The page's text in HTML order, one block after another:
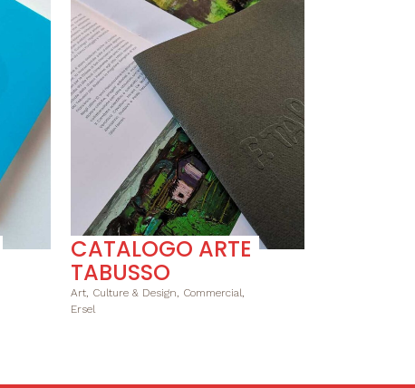
VAI
CATALOGO ARTE
TABUSSO
Art, Culture & Design, Commercial,
Ersel